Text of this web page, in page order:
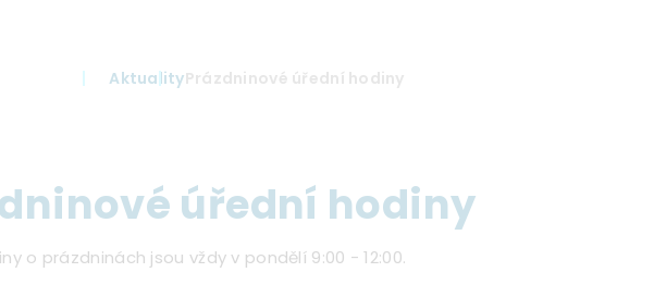
AktualityPrázdninové úřední hodiny
úřední hodiny
o prázdninách jsou vždy v pondělí 9:00 - 12:00.